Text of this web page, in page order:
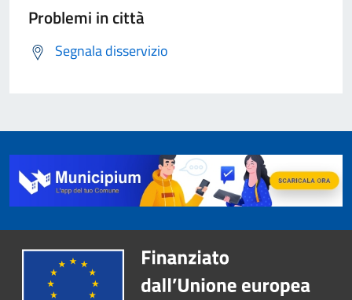
Problemi in città
Segnala disservizio